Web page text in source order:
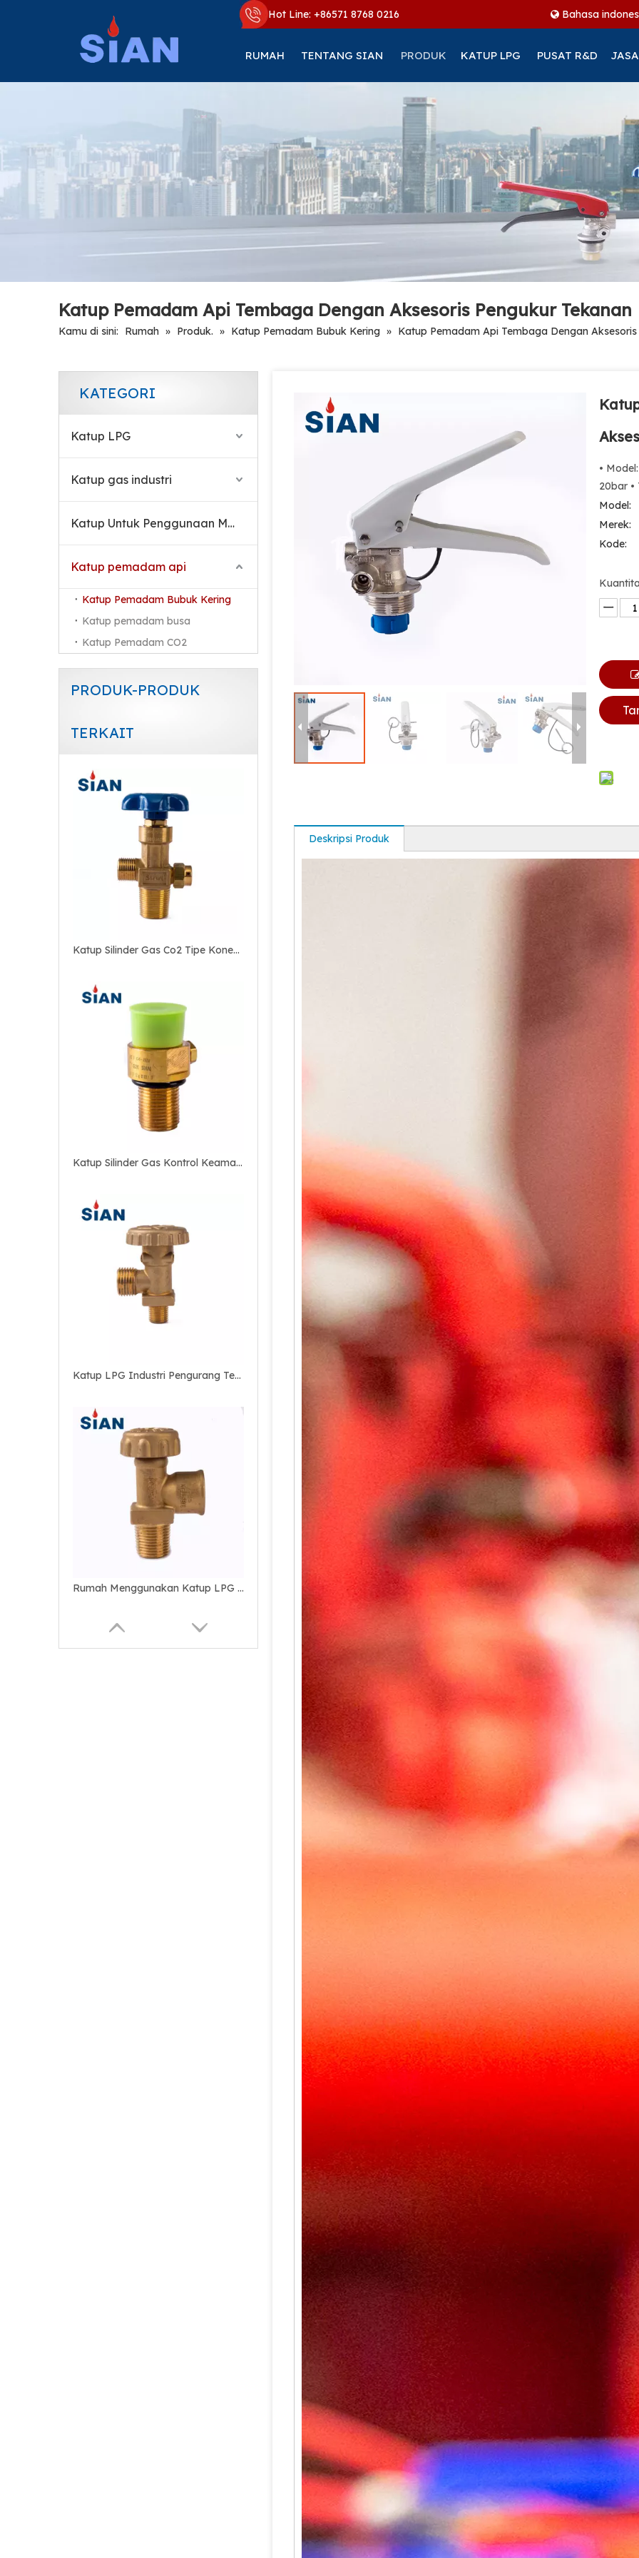
Hot Line: +86571 8768 0216 Bahasa
RUMAH TENTANG SIAN PRODUK KATUP LPG PUSAT R&D JASA
Katup Pemadam Api Tembaga Dengan Aksesoris Pengukur Tekanan
Kamu di sini: Rumah » Produk. » Katup Pemadam Bubuk Kering » Katup Pemadam Api Tembaga Dengan
KATEGORI
Katup LPG
Katup gas industri
Katup Untuk Penggunaan Medis
Katup pemadam api
Katup Pemadam Bubuk Kering
Katup pemadam busa
Katup Pemadam CO2
PRODUK-PRODUK
TERKAIT
Katup Silinder Gas Co2 Tipe Koneksi Aksial
Katup Silinder Gas Kontrol Keamanan Co2
Katup LPG Industri Pengurang Tekanan OEM / ODM
Rumah Menggunakan Katup LPG Pengaman Tabung Gas
•
20bar •
Model:
Merek:
Kode:
Deskripsi Produk